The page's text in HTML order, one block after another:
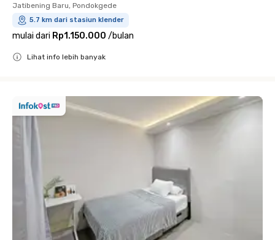
Jatibening Baru, Pondokgede
5.7 km dari stasiun klender
mulai dari Rp1.150.000 /bulan
Lihat info lebih banyak